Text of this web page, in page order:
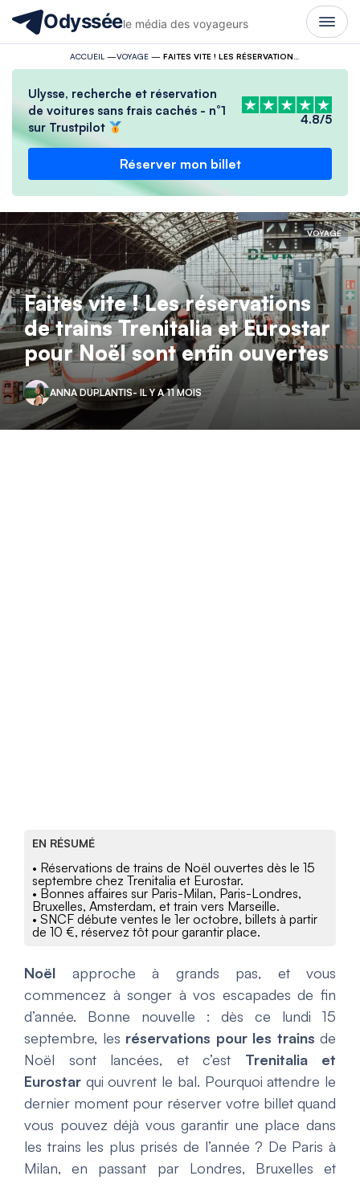
Odysséele média des voyageurs
ACCUEIL —VOYAGE—
Ulysse, recherche et réservation
de voitures sans frais cachés - n°1
sur Trustpilot
4.8/5
Réserver mon billet
VOYAGE
Faites vite ! Les réservations
de trains Trenitalia et Eurostar
pour Noël sont enfin ouvertes
ANNA DUPLANTIS- IL Y A 11 MOIS
EN RÉSUMÉ
• Réservations de trains de Noël ouvertes dès le 15
septembre chez Trenitalia et Eurostar.
• Bonnes affaires sur Paris-Milan, Paris-Londres,
Bruxelles, Amsterdam, et train vers Marseille.
• SNCF débute ventes le 1er octobre, billets à partir
de 10 €, réservez tôt pour garantir place.
Noël approche à grands pas, et vous
commencez à songer à vos escapades de fin
d’année. Bonne nouvelle : dès ce lundi 15
septembre, les réservations pour les trains de
Noël sont lancées, et c’est Trenitalia et
Eurostar qui ouvrent le bal. Pourquoi attendre le
dernier moment pour réserver votre billet quand
vous pouvez déjà vous garantir une place dans
les trains les plus prisés de l’année ? De Paris à
Milan, en passant par Londres, Bruxelles et